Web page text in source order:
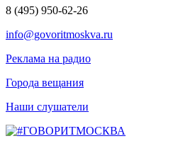
8 (495) 950-62-26
info@govoritmoskva.ru
Реклама на радио
Города вещания
Наши слушатели